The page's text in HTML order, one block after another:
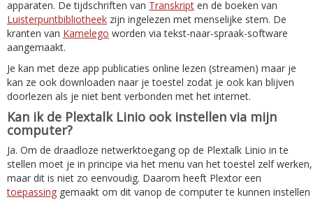
apparaten. De tijdschriften van Transkript en de boeken van
Luisterpuntbibliotheek zijn ingelezen met menselijke stem. De
kranten van Kamelego worden via tekst-naar-spraak-software
aangemaakt.
Je kan met deze app publicaties online lezen (streamen) maar je
kan ze ook downloaden naar je toestel zodat je ook kan blijven
doorlezen als je niet bent verbonden met het internet.
Kan ik de Plextalk Linio ook instellen via mijn
computer?
Ja. Om de draadloze netwerktoegang op de Plextalk Linio in te
stellen moet je in principe via het menu van het toestel zelf werken,
maar dit is niet zo eenvoudig. Daarom heeft Plextor een
toepassing gemaakt om dit vanop de computer te kunnen instellen